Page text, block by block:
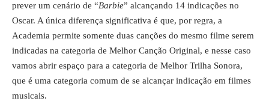
prever um cenário de “Barbie” alcançando 14 indicações no
Oscar. A única diferença significativa é que, por regra, a
Academia permite somente duas canções do mesmo filme serem
indicadas na categoria de Melhor Canção Original, e nesse caso
vamos abrir espaço para a categoria de Melhor Trilha Sonora,
que é uma categoria comum de se alcançar indicação em filmes
musicais.